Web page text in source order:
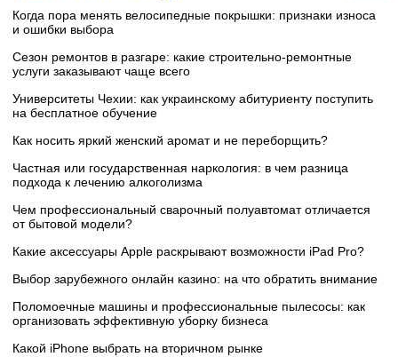
Когда пора менять велосипедные покрышки: признаки износа
и ошибки выбора
Сезон ремонтов в разгаре: какие строительно-ремонтные
услуги заказывают чаще всего
Университеты Чехии: как украинскому абитуриенту поступить
на бесплатное обучение
Как носить яркий женский аромат и не переборщить?
Частная или государственная наркология: в чем разница
подхода к лечению алкоголизма
Чем профессиональный сварочный полуавтомат отличается
от бытовой модели?
Какие аксессуары Apple раскрывают возможности iPad Pro?
Выбор зарубежного онлайн казино: на что обратить внимание
Поломоечные машины и профессиональные пылесосы: как
организовать эффективную уборку бизнеса
Какой iPhone выбрать на вторичном рынке